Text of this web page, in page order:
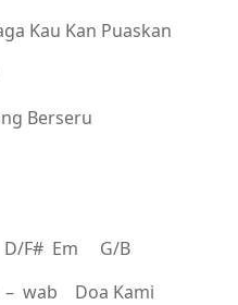
Kau Kan Puaskan
Berseru
F# Em G/B
– wab Doa Kami